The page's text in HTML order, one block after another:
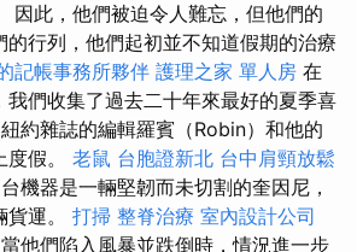
因此，他們被迫令人難忘，但他們的
的行列，他們起初並不知道假期的治療
記帳事務所夥伴 護理之家 單人房 在
我們收集了過去二十年來最好的夏季喜
紐約雜誌的編輯羅賓（Robin）和他的
假。 老鼠 台胞證新北 台中肩頸放鬆
機器是一輛堅韌而未切割的奎因尼，
運。 打掃 整脊治療 室內設計公司
當他們陷入風暴並跌倒時，情況進一步